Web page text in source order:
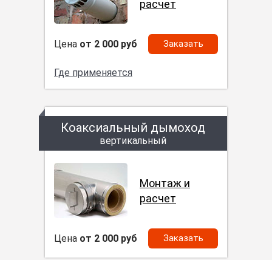
расчет
Цена от 2 000 руб Заказать
Где применяется
Коаксиальный дымоход
вертикальный
Монтаж и
расчет
Цена от 2 000 руб Заказать